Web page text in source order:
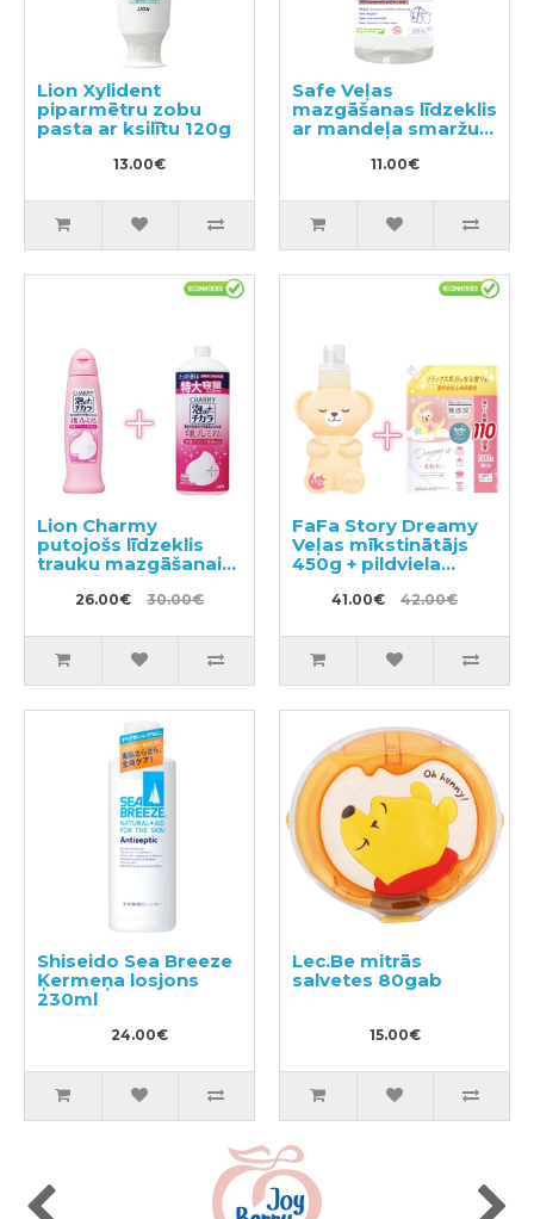
Lion Xylident
piparmētru zobu
pasta ar ksilītu 120g
13.00€
Safe Veļas
mazgāšanas līdzeklis
ar mandeļa smaržu
11.00€
Lion Charmy
putojošs līdzeklis
trauku mazgāšanai
ar mežrozīšu
aromātu 240ml +
26.00€ 30.00€
FaFa Story Dreamy
Veļas mīkstinātājs
450g + pildviela
41.00€ 42.00€
Shiseido Sea Breeze
Ķermeņa losjons
230ml
24.00€
Lec.Be mitrās
salvetes 80gab
15.00€